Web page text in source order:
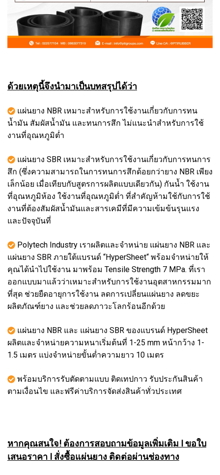
ด้วยเหตุนี้จึงนำมาเป็นบทสรุปได้ว่า
แผ่นยาง NBR เหมาะสำหรับการใช้งานเกี่ยวกับการทน
น้ำมัน สัมผัสน้ำมัน และทนการสึก ไม่แนะนำสำหรับการใช้
งานที่อุณหภูมิต่ำ
แผ่นยาง SBR เหมาะสำหรับการใช้งานเกี่ยวกับการทนการ
สึก (ซึ่งความสามารถในการทนการสึกด้อยกว่ายาง NBR เพียง
เล็กน้อย เมื่อเทียบกับสูตรการผลิตแบบเดียวกัน) กันน้ำ ใช้งาน
ที่อุณหภูมิห้อง ใช้งานที่อุณหภูมิต่ำ ที่สำคัญห้ามใช้กับการใช้
งานที่ต้องสัมผัสน้ำมันและสารเคมีที่มีความเข้มข้นรุนแรง
และปัจจุบันที่
Polytech Industry เราผลิตและจำหน่าย แผ่นยาง NBR และ
แผ่นยาง SBR ภายใต้แบรนด์ “HyperSheet“ พร้อมจำหน่ายให้
คุณได้นำไปใช้งาน มาพร้อม Tensile Strength 7 MPa. ที่เรา
ออกแบบมาแล้วว่าเหมาะสำหรับการใช้งานอุตสาหกรรมมาก
ที่สุด ช่วยยืดอายุการใช้งาน ลดการเปลี่ยนแผ่นยาง ลดขยะ
ผลิตภัณฑ์ยาง และช่วยลดภาวะโลกร้อนอีกด้วย
แผ่นยาง NBR และ แผ่นยาง SBR ของแบรนด์ HyperSheet
ผลิตและจำหน่ายความหนาเริ่มต้นที่ 1-25 mm หน้ากว้าง 1-
1.5 เมตร แบ่งจำหน่ายขั้นต่ำความยาว 10 เมตร
พร้อมบริการรับตัดตามแบบ ติดเทปกาว รับประกันสินค้า
ตามเงื่อนไข และฟรีค่าบริการจัดส่งสินค้าทั่วประเทศ
หากคุณสนใจ! ต้องการสอบถามข้อมูลเพิ่มเติม I ขอใบ
เสนอราคา I สั่งซื้อแผ่นยาง ติดต่อผ่านช่องทาง